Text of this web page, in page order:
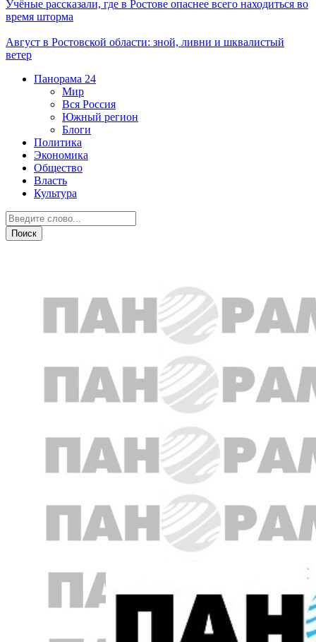
Учёные рассказали, где в Ростове опаснее всего находиться во
время шторма
Август в Ростовской области: зной, ливни и шквалистый
ветер
Панорама 24
Мир
Вся Россия
Южный регион
Блоги
Политика
Экономика
Общество
Власть
Культура